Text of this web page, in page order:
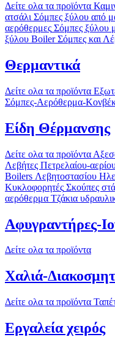
Δείτε ολα τα προϊόντα
ατσάλι Σόμπες ξύλου από
αερόθερμες Σόμπες ξύλου
ξύλου Boiler Σόμπες και
Θερμαντικά
Δείτε ολα τα προϊόντα
Σόμπες-Αερόθερμα-
Είδη Θέρμανσης
Δείτε ολα τα προϊόντα
Λεβήτες Πετρελαίου-
Boilers Λεβητοστασίου
Κυκλοφορητές Σκούπες
αερόθερμα Τζάκια
Αφυγραντήρες-
Δείτε ολα τα προϊόντα
Χαλιά-
Δείτε ολα τα προϊόντα
Εργαλεία χειρός